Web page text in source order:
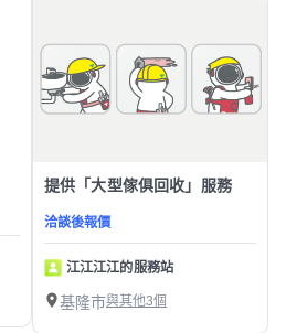
提供「大型傢俱回收」服務
洽談後報價
江江江江的服務站
基隆市與其他3個